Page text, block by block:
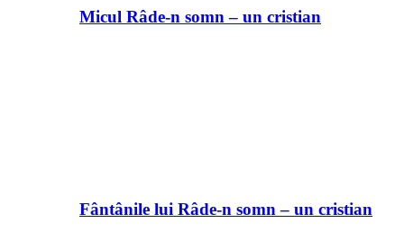
Micul Râde-n somn – un cristian
Fântânile lui Râde-n somn – un cristian